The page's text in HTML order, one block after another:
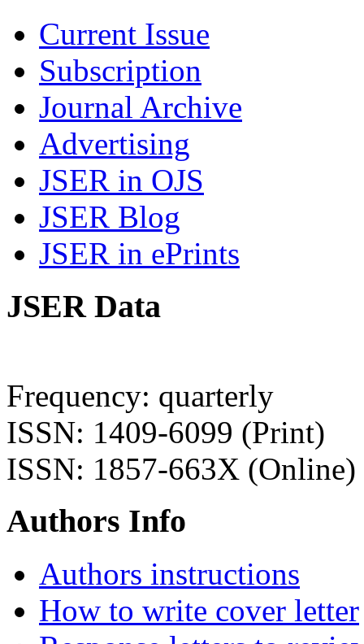
Current Issue
Subscription
Journal Archive
Advertising
JSER in OJS
JSER Blog
JSER in ePrints
JSER Data
Frequency: quarterly
ISSN: 1409-6099 (Print)
ISSN: 1857-663X (Online)
Authors Info
Authors instructions
How to write cover letter